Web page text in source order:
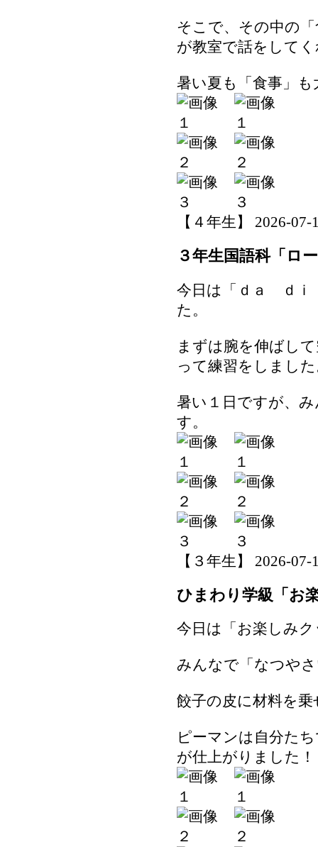
そこで、その中の
が教室で話をして
暑い夏も「食事」
【４年生】 2026-07-
３年生国語科「ロ
今日は「ｄａ ｄ
た。
まずは腕を伸ばし
って練習をしまし
暑い１日ですが、
す。
【３年生】 2026-07-
ひまわり学級「お
今日は「お楽しみ
みんなで「なつや
餃子の皮に材料を
ピーマンは自分た
が仕上がりました！